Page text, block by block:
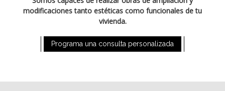
Somos capaces de realizar obras de ampliación y
modificaciones tanto estéticas como funcionales de tu
vivienda.
Programa una consulta personalizada